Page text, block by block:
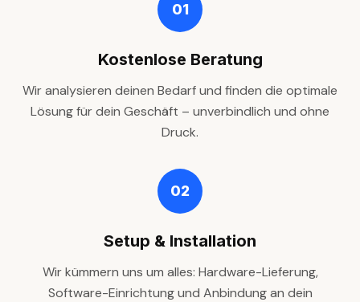
01
Kostenlose Beratung
Wir analysieren deinen Bedarf und finden die optimale
Lösung für dein Geschäft – unverbindlich und ohne
Druck.
02
Setup & Installation
Wir kümmern uns um alles: Hardware-Lieferung,
Software-Einrichtung und Anbindung an dein